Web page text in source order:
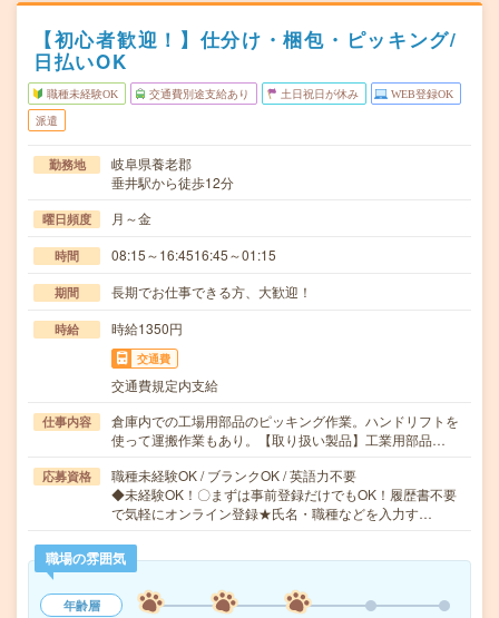
【初心者歓迎！】仕分け・梱包・ピッキング/
日払いOK
職種未経験OK 交通費別途支給あり 土日祝日が休み WEB登録OK
派遣
勤務地
岐阜県養老郡
垂井駅から徒歩12分
曜日頻度 月～金
時間 08:15～16:4516:45～01:15
期間 長期でお仕事できる方、大歓迎！
時給 時給1350円
交通費
交通費規定内支給
仕事内容
倉庫内での工場用部品のピッキング作業。ハンドリフトを
使って運搬作業もあり。【取り扱い製品】工業用部品…
応募資格
職種未経験OK / ブランクOK / 英語力不要
◆未経験OK！〇まずは事前登録だけでもOK！履歴書不要
で気軽にオンライン登録★氏名・職種などを入力す…
職場の雰囲気
年齢層